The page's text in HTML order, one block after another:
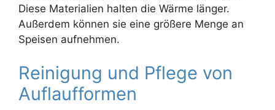
Diese Materialien halten die Wärme länger.
Außerdem können sie eine größere Menge an
Speisen aufnehmen.
Reinigung und Pflege von
Auflaufformen